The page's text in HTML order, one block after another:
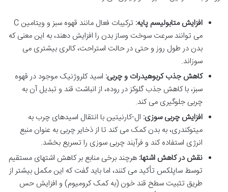
افزایش متابولیسم پایه:
ترکیبات فعال مانند قهوه سبز و ویتامین C
می توانند سرعت سوخت وساز بدن را افزایش دهند، به این معنی که
بدن در طول روز و حتی در حالت استراحت، کالری بیشتری می
سوزاند.
کاهش جذب کربوهیدرات و چربی: اسید کلروژنیک موجود در قهوه
سبز، با کاهش جذب گلوکز در روده، از انباشت قند و تبدیل آن به
چربی جلوگیری می کند.
افزایش چربی سوزی: ال-کارنیتین با انتقال اسیدهای چرب به
میتوکندری، به بدن کمک می کند تا از ذخایر چربی به عنوان منبع
انرژی استفاده کند و فرآیند چربی سوزی را تسریع بخشد.
نقش در کاهش اشتها: هرچند برخی منابع بر کاهش اشتهای مستقیم
توسط ساپلکس تأکید می کنند، اما باید گفت که این مکمل بیشتر از
طریق تثبیت سطح قند خون (به کمک کرومیوم) و افزایش حس